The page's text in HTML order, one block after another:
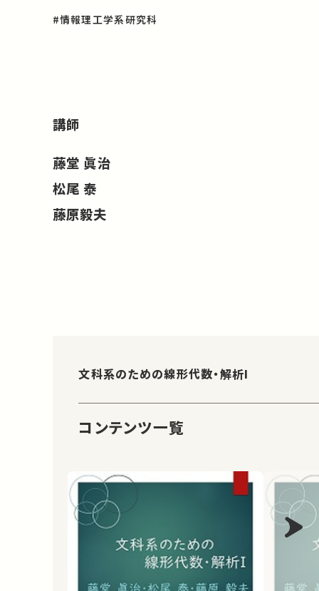
#情報理工学系研究科
講師
藤堂 眞治
松尾 泰
藤原毅夫
文科系のための線形代数・解析I
コンテンツ一覧